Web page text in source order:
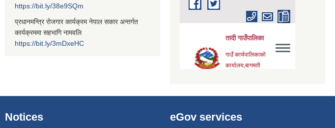
https://bit.ly/38e9SQm
प्रधानमन्त्रि रोजगार कार्यक्रम नेपाल सकार अन्तर्गत
कार्यक्रममा सहभागि नामवलि
https://bit.ly/3mDxeHC
Notices eGov services